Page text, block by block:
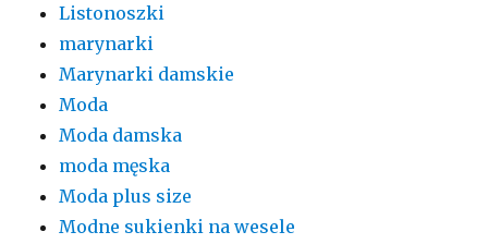
Listonoszki
marynarki
Marynarki damskie
Moda
Moda damska
moda męska
Moda plus size
Modne sukienki na wesele